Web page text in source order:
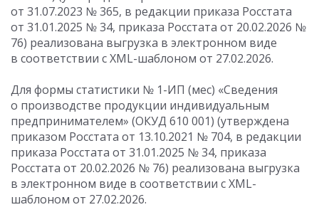
от 31.07.2023 № 365, в редакции приказа Росстата
от 31.01.2025 № 34, приказа Росстата от 20.02.2026 №
76) реализована выгрузка в электронном виде
в соответствии с XML-шаблоном от 27.02.2026.
Для формы статистики № 1-ИП (мес) «Сведения
о производстве продукции индивидуальным
предпринимателем» (ОКУД 610 001) (утверждена
приказом Росстата от 13.10.2021 № 704, в редакции
приказа Росстата от 31.01.2025 № 34, приказа
Росстата от 20.02.2026 № 76) реализована выгрузка
в электронном виде в соответствии с XML-
шаблоном от 27.02.2026.